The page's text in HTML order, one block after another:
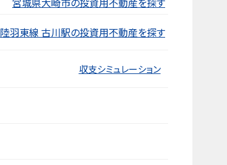
陸羽東線 古川駅の投資用不動産を探す
収支シミュレーション